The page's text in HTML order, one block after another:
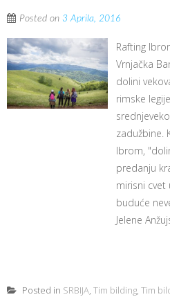
Posted on 3 Aprila, 2016
Rafting
Vrnjačka
dolini
rimske
zadužbine.
Ibrom,
predanju
mirisni cvet
buduće
Jelene
Posted in SRBIJA, Tim bilding, Tim